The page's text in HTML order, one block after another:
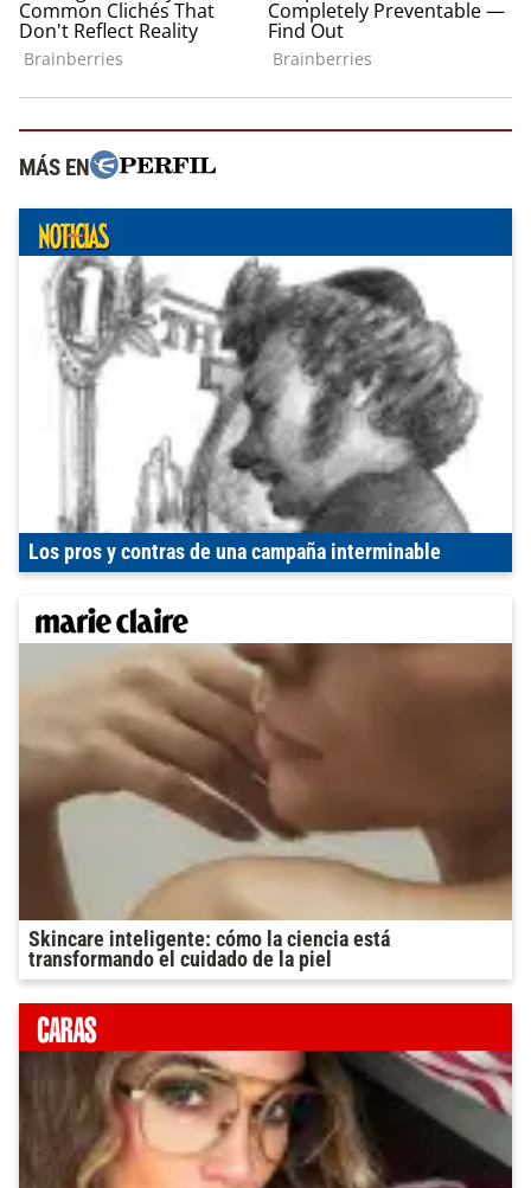
MÁS EN
Los pros y contras de una campaña interminable
Skincare inteligente: cómo la ciencia está
transformando el cuidado de la piel